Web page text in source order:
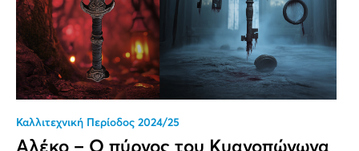
Καλλιτεχνική Περίοδος 2024/25
Αλέκο – Ο πύργος του Κυανοπώγωνα